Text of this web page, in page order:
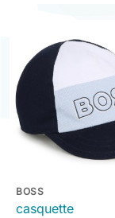
BOSS
casquette